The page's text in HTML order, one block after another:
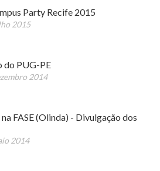
Party Recife 2015
2015
do PUG-PE
2014
FASE (Olinda) - Divulgação dos
2014